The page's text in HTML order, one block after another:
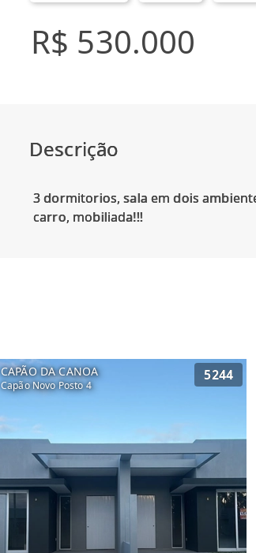
R$ 530.000
Descrição
3 dormitorios, sala em dois
carro, mobiliada!!!
CAPÃO DA CANOA
Capão Novo Posto 4
5244